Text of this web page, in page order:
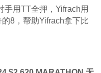
手用TT全押，Yifrach用
8，帮助Yifrach拿下比